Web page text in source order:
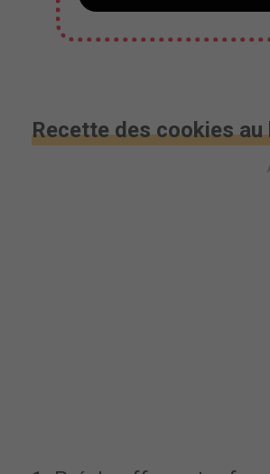
Recette des cookies au